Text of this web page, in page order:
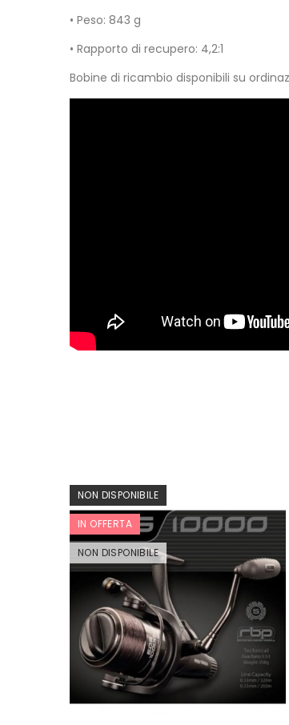
• Peso: 843 g
• Rapporto di recupero: 4,2:1
Bobine di ricambio disponibili su
NON DISPONIBILE
IN OFFERTA
NON DISPONIBILE